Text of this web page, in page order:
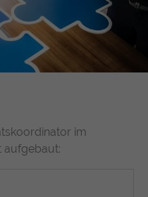
im
aufgebaut: